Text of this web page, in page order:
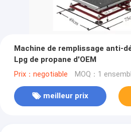
Machine de remplissage anti-
Lpg de propane d'OEM
Prix：negotiable MOQ：1
meilleur prix